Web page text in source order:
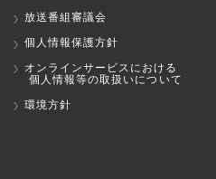
放送番組審議会
個人情報保護方針
オンラインサービスにおける
個人情報等の取扱いについて
環境方針